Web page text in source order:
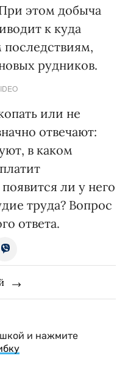
этом добыча
к куда
рудников.
или не
отвечают:
в каком
ли у него
труда? Вопрос
ответа.
и нажмите